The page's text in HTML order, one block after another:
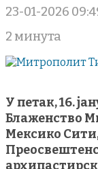
23-01-2026
2 минута
У петак, 16.
Блаженство
Мексико